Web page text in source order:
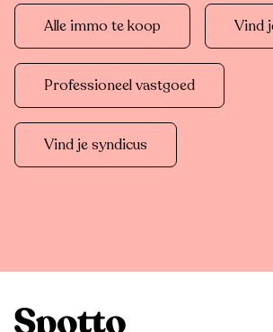
Alle immo te koop Vind
Professioneel vastgoed
Vind je syndicus